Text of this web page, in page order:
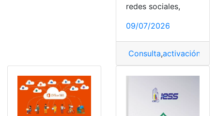
redes sociales,
09/07/2026
Consulta,activación